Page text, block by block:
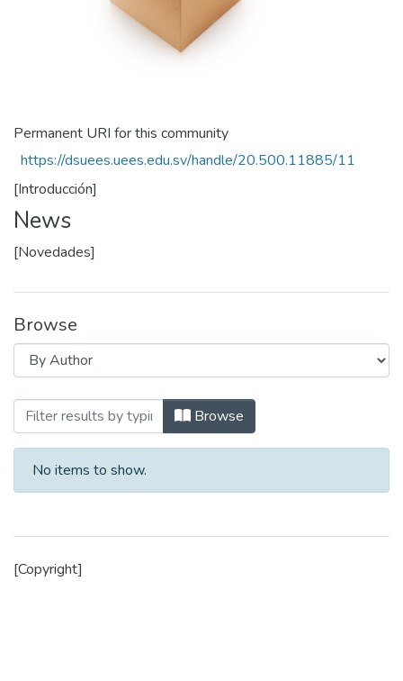
Permanent URI for this community
https://dsuees.uees.edu.sv/handle/20.500.11885/11
[Introducción]
News
[Novedades]
Browse
Browsing Historia de la UEES by Author
Browse
No items to show.
[Copyright]